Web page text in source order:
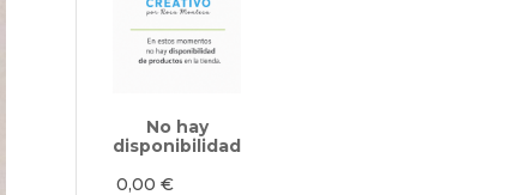
No hay
disponibilidad
0,00€